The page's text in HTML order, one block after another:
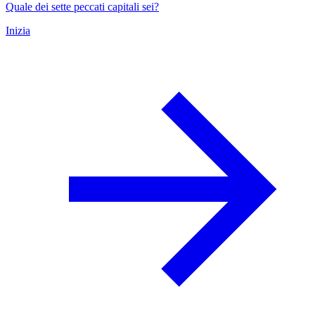
Quale dei sette peccati capitali sei?
Inizia